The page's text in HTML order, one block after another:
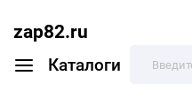
zap82.ru
Каталоги